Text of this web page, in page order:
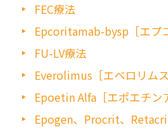
FEC療法
Epcoritamab-bysp［エプ
FU-LV療法
Everolimus［エベロリムス
Epoetin Alfa［エポエチン
Epogen、Procrit、